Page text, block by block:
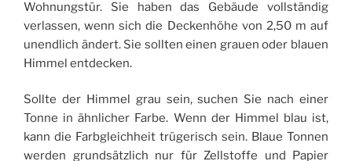
Wohnungstür. Sie haben das Gebäude vollständig
verlassen, wenn sich die Deckenhöhe von 2,50 m auf
unendlich ändert. Sie sollten einen grauen oder blauen
Himmel entdecken.
Sollte der Himmel grau sein, suchen Sie nach einer
Tonne in ähnlicher Farbe. Wenn der Himmel blau ist,
kann die Farbgleichheit trügerisch sein. Blaue Tonnen
werden grundsätzlich nur für Zellstoffe und Papier